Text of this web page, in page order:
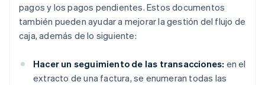
pagos y los pagos pendientes. Estos documentos
también pueden ayudar a mejorar la gestión del flujo de
caja, además de lo siguiente:
Hacer un seguimiento de las transacciones: en el
extracto de una factura, se enumeran todas las